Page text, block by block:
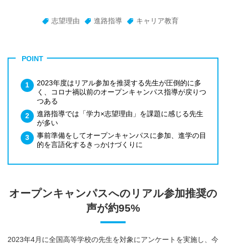
志望理由 進路指導 キャリア教育
POINT
2023年度はリアル参加を推奨する先生が圧倒的に多
く、コロナ禍以前のオープンキャンパス指導が戻りつ
つある
進路指導では「学力×志望理由」を課題に感じる先生
が多い
事前準備をしてオープンキャンパスに参加、進学の目
的を言語化するきっかけづくりに
オープンキャンパスへのリアル参加推奨の
声が約95%
2023年4月に全国高等学校の先生を対象にアンケートを実施し、今